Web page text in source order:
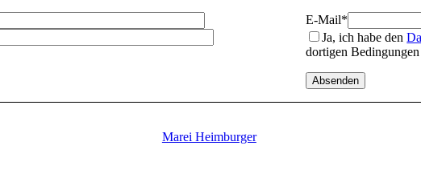
E-Mail*
Ja, ich habe den
dortigen Bedingungen
Marei Heimburger